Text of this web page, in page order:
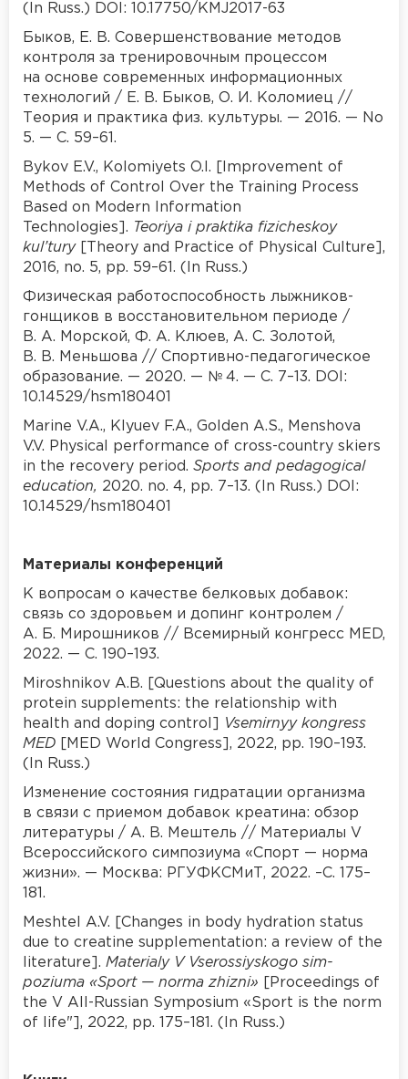
(In Russ.) DOI: 10.17750/KMJ2017-63
Быков, Е. В. Совершенствование методов
контроля за тренировочным процессом
на основе современных информационных
технологий / Е. В. Быков, О. И. Коломиец //
Теория и практика физ. культуры. — 2016. — No
5. — С. 59–61.
Bykov E.V., Kolomiyets O.I. [Improvement of
Methods of Control Over the Training Process
Based on Modern Information
Technologies]. Teoriya i praktika fizicheskoy
kul’tury[Theory and Practice of Physical Culture],
2016, no. 5, pp. 59–61. (In Russ.)
Физическая работоспособность лыжников-
гонщиков в восстановительном периоде /
В. А. Морской, Ф. А. Клюев, А. С. Золотой,
В. В. Меньшова // Спортивно-педагогическое
образование. — 2020. — № 4. — С. 7–13. DOI:
10.14529/hsm180401
Marine V.A., Klyuev F.A., Golden A.S., Menshova
V.V. Physical performance of cross-country skiers
in the recovery period. Sports and pedagogical
education, 2020. no. 4, pp. 7–13. (In Russ.) DOI:
10.14529/hsm180401
Материалы конференций
К вопросам о качестве белковых добавок:
связь со здоровьем и допинг контролем /
А. Б. Мирошников // Всемирный конгресс MED,
2022. — С. 190–193.
Miroshnikov A.B. [Questions about the quality of
protein supplements: the relationship with
health and doping control]
Vsemirnyy kongress
MED [MED World Congress], 2022, pp. 190–193.
(In Russ.)
Изменение состояния гидратации организма
в связи с приемом добавок креатина: обзор
литературы / А. В. Мештель // Материалы V
Всероссийского симпозиума «Спорт — норма
жизни». — Москва: РГУФКСМиТ, 2022. –С. 175–
181.
Meshtel A.V. [Changes in body hydration status
due to creatine supplementation: a review of the
literature]. Materialy V Vserossiyskogo sim-
poziuma «Sport — norma zhizni» [Proceedings of
the V All-Russian Symposium «Sport is the norm
of life"], 2022, pp. 175–181. (In Russ.)